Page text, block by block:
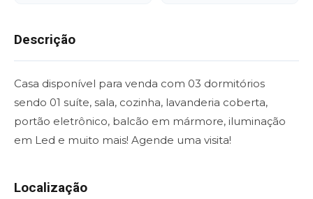
Descrição
Casa disponível para venda com 03 dormitórios
sendo 01 suíte, sala, cozinha, lavanderia coberta,
portão eletrônico, balcão em mármore, iluminação
em Led e muito mais! Agende uma visita!
Localização